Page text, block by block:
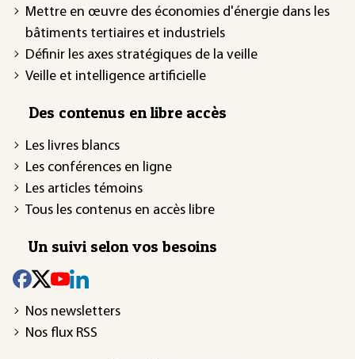
Mettre en œuvre des économies d'énergie dans les
bâtiments tertiaires et industriels
Définir les axes stratégiques de la veille
Veille et intelligence artificielle
Des contenus en libre accès
Les livres blancs
Les conférences en ligne
Les articles témoins
Tous les contenus en accès libre
Un suivi selon vos besoins
Nos newsletters
Nos flux RSS